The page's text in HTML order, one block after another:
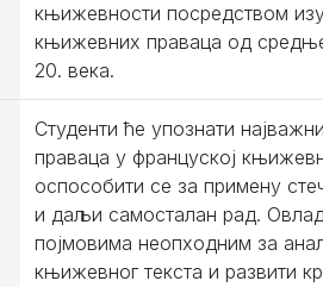
књижевности посредством
књижевних праваца од
20. века.
Студенти ће упознати
праваца у француској
оспособити се за примену
и даљи самосталан рад.
појмовима неопходним за
књижевног текста и развити